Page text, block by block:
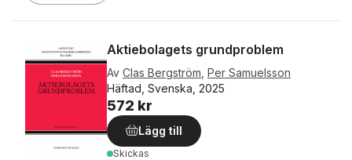
Aktiebolagets grundproblem
Av Clas Bergström Per Samuelsson
Häftad, Svenska, 2025
572 kr
Lägg till
Skickas